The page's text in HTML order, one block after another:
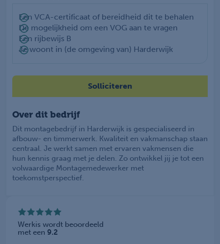
Een VCA-certificaat of bereidheid dit te behalen
De mogelijkheid om een VOG aan te vragen
Een rijbewijs B
Je woont in (de omgeving van) Harderwijk
Solliciteren
Over dit bedrijf
Dit montagebedrijf in Harderwijk is gespecialiseerd in
afbouw- en timmerwerk. Kwaliteit en vakmanschap staan
centraal. Je werkt samen met ervaren vakmensen die
hun kennis graag met je delen. Zo ontwikkel jij je tot een
volwaardige Montagemedewerker met
toekomstperspectief.
Werkis wordt beoordeeld
met een 9.2